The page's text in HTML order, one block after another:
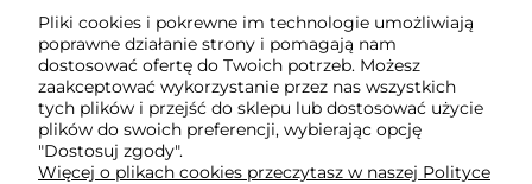
Płatności i dostawa
Informacje
O nas
Pliki cookies i pokrewne im technologie umożliwiają
poprawne działanie strony i pomagają nam
dostosować ofertę do Twoich potrzeb. Możesz
zaakceptować wykorzystanie przez nas wszystkich
tych plików i przejść do sklepu lub dostosować użycie
plików do swoich preferencji, wybierając opcję
"Dostosuj zgody".
Więcej o plikach cookies przeczytasz w naszej Polityce